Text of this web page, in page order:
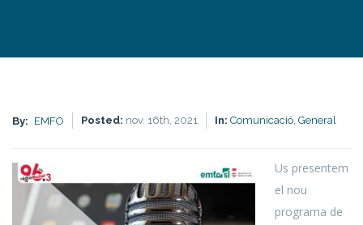
By: EMFO Posted: nov. 16th, 2021 In: Comunicació, General
Us presentem
el nou
programa de